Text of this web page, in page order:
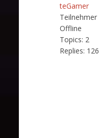
teGamer
Teilnehmer
Offline
Topics: 2
Replies: 126